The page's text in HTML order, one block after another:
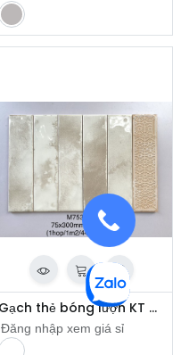
Gạch thẻ bóng lượn KT 75x300mm mã M7533F01
Đăng nhập xem giá sỉ